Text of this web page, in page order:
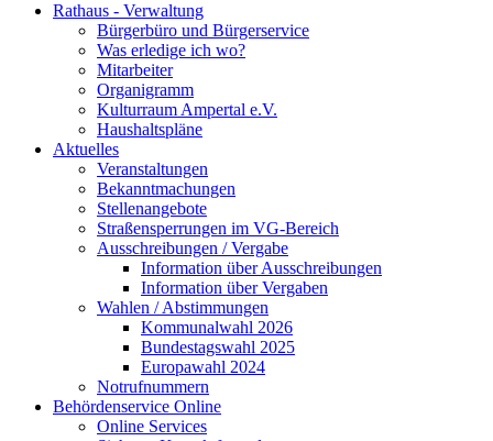
Rathaus - Verwaltung
Bürgerbüro und Bürgerservice
Was erledige ich wo?
Mitarbeiter
Organigramm
Kulturraum Ampertal e.V.
Haushaltspläne
Aktuelles
Veranstaltungen
Bekanntmachungen
Stellenangebote
Straßensperrungen im VG-Bereich
Ausschreibungen / Vergabe
Information über Ausschreibungen
Information über Vergaben
Wahlen / Abstimmungen
Kommunalwahl 2026
Bundestagswahl 2025
Europawahl 2024
Notrufnummern
Behördenservice Online
Online Services